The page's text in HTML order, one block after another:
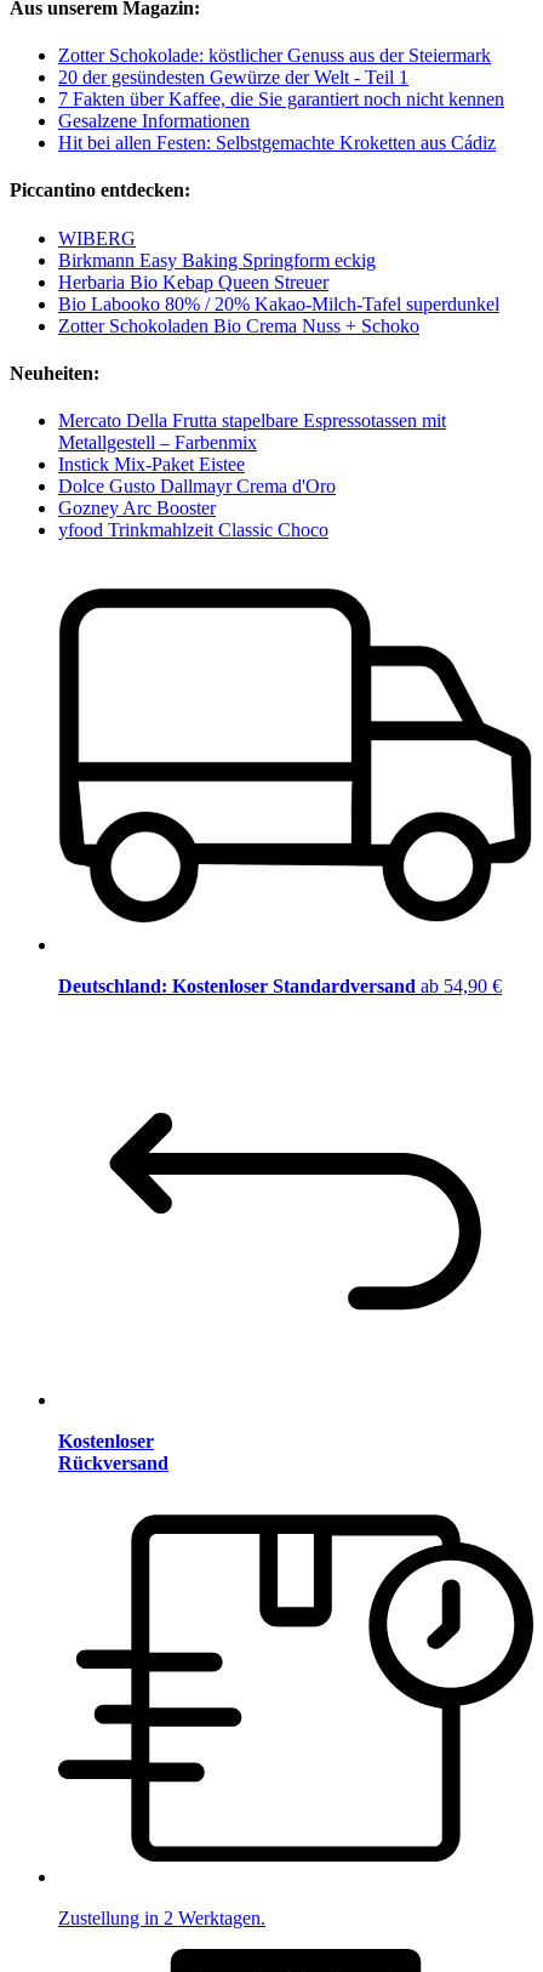
Aus unserem Magazin:
Zotter Schokolade: köstlicher Genuss aus der Steiermark
20 der gesündesten Gewürze der Welt - Teil 1
7 Fakten über Kaffee, die Sie garantiert noch nicht kennen
Gesalzene Informationen
Hit bei allen Festen: Selbstgemachte Kroketten aus Cádiz
Piccantino entdecken:
WIBERG
Birkmann Easy Baking Springform eckig
Herbaria Bio Kebap Queen Streuer
Bio Labooko 80% / 20% Kakao-Milch-Tafel superdunkel
Zotter Schokoladen Bio Crema Nuss + Schoko
Neuheiten:
Mercato Della Frutta stapelbare Espressotassen mit
Metallgestell – Farbenmix
Instick Mix-Paket Eistee
Dolce Gusto Dallmayr Crema d'Oro
Gozney Arc Booster
yfood Trinkmahlzeit Classic Choco
Deutschland: Kostenloser Standardversand ab 54,90 €
Kostenloser
Rückversand
Zustellung in 2 Werktagen.